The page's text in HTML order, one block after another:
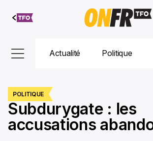
Aller au
contenu
Actualité Politique
POLITIQUE
Subdurygate : les
accusations